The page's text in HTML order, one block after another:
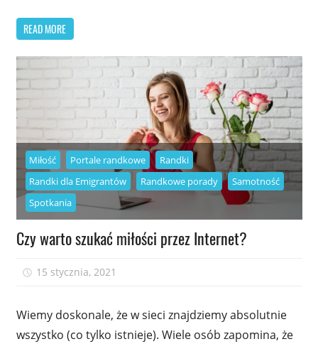
READ MORE
Miłość Portale randkowe
Randki
Randki dla Emigrantów
Randkowe porady
Samotność
Spotkania
Czy warto szukać miłości przez Internet?
15 stycznia, 2021
Wiemy doskonale, że w sieci znajdziemy absolutnie
wszystko (co tylko istnieje). Wiele osób zapomina, że